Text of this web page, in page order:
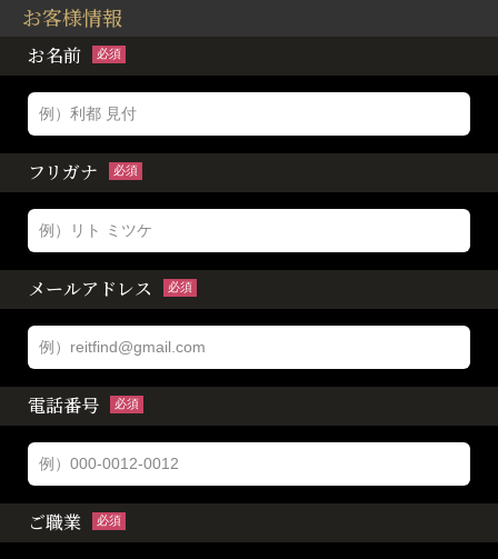
お客様情報
お名前 必須
フリガナ 必須
メールアドレス 必須
電話番号 必須
ご職業 必須